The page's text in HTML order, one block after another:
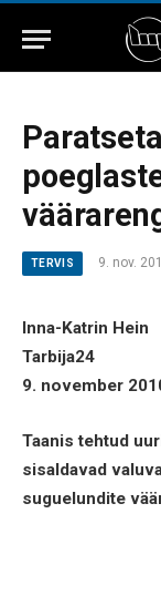
TERVIS 9. nov.
Inna-Katrin Hein
Tarbija24
9. november
Taanis tehtud
sisaldavad
suguelundite